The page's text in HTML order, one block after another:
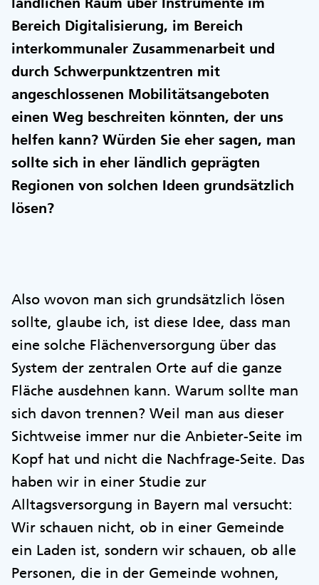
Bereich Digitalisierung, im Bereich
interkommunaler Zusammenarbeit und
durch Schwerpunktzentren mit
angeschlossenen Mobilitätsangeboten
einen Weg beschreiten könnten, der uns
helfen kann? Würden Sie eher sagen, man
sollte sich in eher ländlich geprägten
Regionen von solchen Ideen grundsätzlich
lösen?
Also wovon man sich grundsätzlich lösen
sollte, glaube ich, ist diese Idee, dass man
eine solche Flächenversorgung über das
System der zentralen Orte auf die ganze
Fläche ausdehnen kann. Warum sollte man
sich davon trennen? Weil man aus dieser
Sichtweise immer nur die Anbieter-Seite im
Kopf hat und nicht die Nachfrage-Seite. Das
haben wir in einer Studie zur
Alltagsversorgung in Bayern mal versucht:
Wir schauen nicht, ob in einer Gemeinde
ein Laden ist, sondern wir schauen, ob alle
Personen, die in der Gemeinde wohnen,